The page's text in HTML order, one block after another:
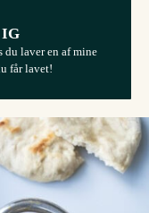
IG
du laver en af mine
får lavet!